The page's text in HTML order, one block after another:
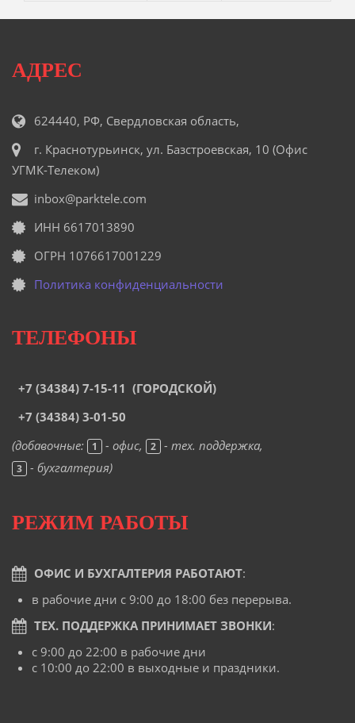
АДРЕС
624440, РФ, Свердловская область,
г. Краснотурьинск, ул. Базстроевская, 10 (Офис
УГМК-Телеком)
inbox@parktele.com
ИНН 6617013890
ОГРН 1076617001229
Политика конфиденциальности
ТЕЛЕФОНЫ
+7 (34384) 7-15-11 (ГОРОДСКОЙ)
+7 (34384) 3-01-50
(добавочные:
1 - офис, 2 - тех. поддержка,
3 - бухгалтерия)
РЕЖИМ РАБОТЫ
ОФИС И БУХГАЛТЕРИЯ РАБОТАЮТ:
в рабочие дни с 9:00 до 18:00 без перерыва.
ТЕХ. ПОДДЕРЖКА ПРИНИМАЕТ ЗВОНКИ:
с 9:00 до 22:00 в рабочие дни
с 10:00 до 22:00 в выходные и праздники.